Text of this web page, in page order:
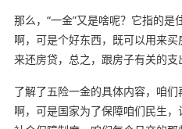
那么，“一金”又是啥呢？它指的
啊，可是个好东西，既可以用来
来还房贷，总之，跟房子有关的支
了解了五险一金的具体内容，咱
啊，可是国家为了保障咱们民生